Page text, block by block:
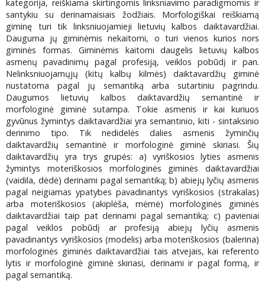
kategorija, reiškiama skirtingomis linksniavimo paradigmomis ir
santykiu su derinamaisiais žodžiais. Morfologiškai reiškiamą
giminę turi tik linksniuojamieji lietuvių kalbos daiktavardžiai.
Dauguma jų giminėmis nekaitomi, o turi vienos kurios nors
giminės formas. Giminėmis kaitomi daugelis lietuvių kalbos
asmenų pavadinimų pagal profesiją, veiklos pobūdį ir pan.
Nelinksniuojamųjų (kitų kalbų kilmės) daiktavardžių giminė
nustatoma pagal jų semantiką arba sutartiniu pagrindu.
Daugumos lietuvių kalbos daiktavardžių semantinė ir
morfologinė giminė sutampa. Tokie asmenis ir kai kuriuos
gyvūnus žymintys daiktavardžiai yra semantinio, kiti - sintaksinio
derinimo tipo. Tik nedidelės dalies asmenis žyminčių
daiktavardžių semantinė ir morfologinė giminė skiriasi. Šių
daiktavardžių yra trys grupės: a) vyriškosios lyties asmenis
žymintys moteriškosios morfologinės giminės daiktavardžiai
(vaidila, dėdė) derinami pagal semantiką; b) abiejų lyčių asmenis
pagal neigiamas ypatybes pavadinantys vyriškosios (strakalas)
arba moteriškosios (akiplėša, mėmė) morfologinės giminės
daiktavardžiai taip pat derinami pagal semantiką; c) pavieniai
pagal veiklos pobūdį ar profesiją abiejų lyčių asmenis
pavadinantys vyriškosios (modelis) arba moteriškosios (balerina)
morfologinės giminės daiktavardžiai tais atvejais, kai referento
lytis ir morfologinė giminė skiriasi, derinami ir pagal formą, ir
pagal semantiką.